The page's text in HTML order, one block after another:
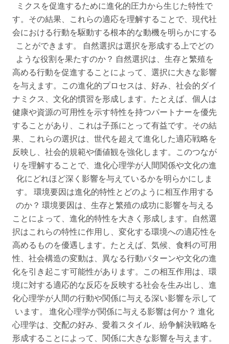
ミクスを促進するために進化的圧力から生じた特性で
す。その結果、これらの適応を理解することで、現代社
会における行動を駆動する根本的な動機を明らかにする
ことができます。 自然選択は選択を形成する上でどの
ような役割を果たすのか？ 自然選択は、生存と繁殖を
高める行動を促進することによって、選択に大きな影響
を与えます。この進化的プロセスは、好み、社会的ダイ
ナミクス、文化的慣習を形成します。たとえば、個人は
健康や資源の可用性を示す特性を持つパートナーを優先
することがあり、これは子孫にとって有益です。その結
果、これらの選択は、世代を超えて進化した適応戦略を
反映し、社会的規範や価値観を強化します。このつなが
りを理解することで、進化心理学が人間関係や文化の進
化にどれほど深く影響を与えているかを明らかにしま
す。 環境要因は進化的特性とどのように相互作用する
のか？ 環境要因は、生存と繁殖の成功に影響を与える
ことによって、進化的特性を大きく形成します。自然選
択はこれらの特性に作用し、変化する環境への適応性を
高めるものを優遇します。たとえば、気候、食料の可用
性、社会構造の変動は、異なる行動パターンや文化の進
化を引き起こす可能性があります。この相互作用は、環
境に対する適応的な反応を反映する社会を生み出し、進
化心理学が人間の行動や関係に与える深い影響を示して
います。 進化心理学が関係に与える影響は何か？ 進化
心理学は、交配の好み、愛着スタイル、紛争解決戦略を
形成することによって、関係に大きな影響を与えます。